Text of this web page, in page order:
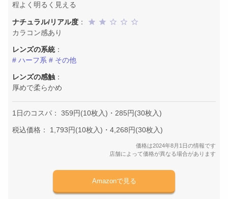
程よく明るく見える
ナチュラル/リアル度 ：
カラコン感あり
レンズの系統：
# ハーフ系 # その他
レンズの感触 ：
厚めで柔らかめ
1日のコスパ： 359円(10枚入)・285円(30枚入)
税込価格： 1,793円(10枚入)・4,268円(30枚入)
価格は2024年8月1日の情報です
店舗によって価格が異なる場合があります
Amazonで見る